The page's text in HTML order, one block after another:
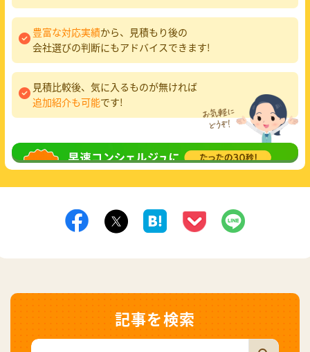
豊富な対応実績から、見積もり後の
会社選びの判断にもアドバイスできます!
見積比較後、気に入るものが無ければ
追加紹介も可能です!
無料相談してみる
記事を検索